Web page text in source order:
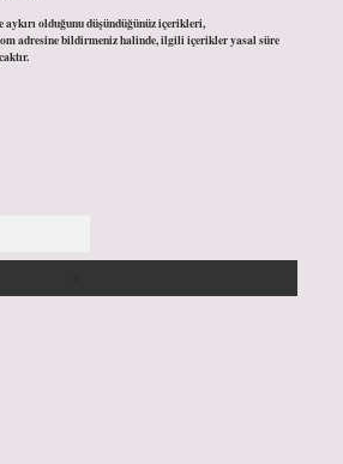
aykırı olduğunu düşündüğünüz içerikleri,
adresine bildirmeniz halinde, ilgili içerikler yasal süre